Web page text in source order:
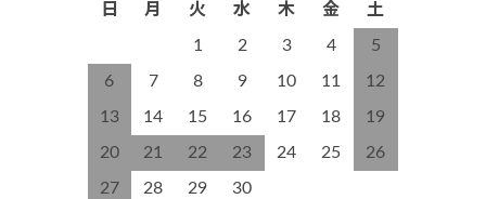
日 月 火 水 木 金 土
1 2 3 4 5
6 7 8 9 10 11 12
13 14 15 16 17 18 19
20 21 22 23 24 25 26
27 28 29 30